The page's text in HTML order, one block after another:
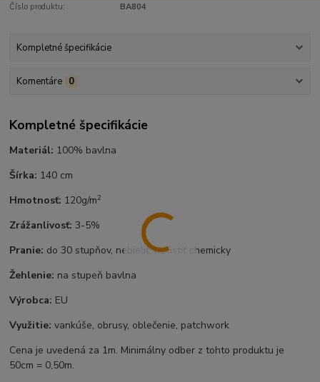
Číslo produktu: BA804
Kompletné špecifikácie
Komentáre 0
Kompletné špecifikácie
Materiál: 100% bavlna
Šírka: 140 cm
Hmotnosť: 120g/m2
Zrážanlivosť: 3-5%
Pranie: do 30 stupňov, nebieliť, nečistiť chemicky
Žehlenie: na stupeň bavlna
Výrobca: EU
Využitie: vankúše, obrusy, oblečenie, patchwork
Cena je uvedená za 1m. Minimálny odber z tohto produktu je
50cm = 0,50m.